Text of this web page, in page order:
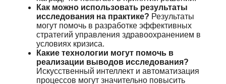
Как можно использовать результаты
исследования на практике? Результаты
могут помочь в разработке эффективных
стратегий управления здравоохранением в
условиях кризиса.
Какие технологии могут помочь в
реализации выводов исследования?
Искусственный интеллект и автоматизация
процессов могут значительно повысить